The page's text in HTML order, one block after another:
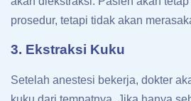
prosedur, tetapi tidak akan
3. Ekstraksi Kuku
Setelah anestesi bekerja, dokter